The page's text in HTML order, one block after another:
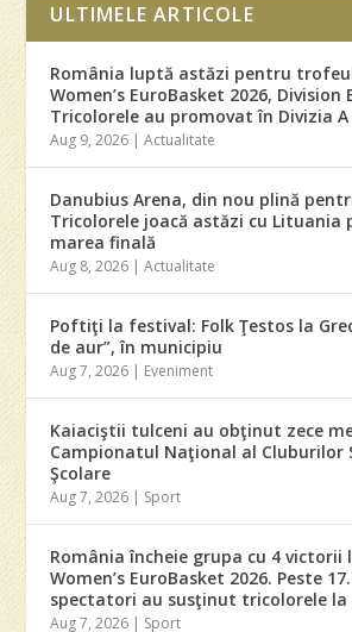
ULTIMELE ARTICOLE
România luptă astăzi pentru trofeul
Women’s EuroBasket 2026, Division
Tricolorele au promovat în Divizia A
Aug 9, 2026 |Actualitate
Danubius Arena, din nou plină
Tricolorele joacă astăzi cu Lituania
marea finală
Aug 8, 2026 |Actualitate
Poftiţi la festival: Folk Ţestos la
de aur”, în municipiu
Aug 7, 2026 | Eveniment
Kaiaciştii tulceni au obţinut zece
Campionatul Naţional al Cluburilor
Şcolare
Aug 7, 2026 | Sport
România încheie grupa cu 4 victorii
Women’s EuroBasket 2026. Peste
spectatori au susţinut tricolorele la
Aug 7, 2026 | Sport